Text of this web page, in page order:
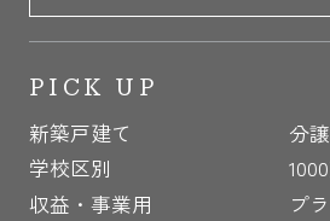
PICK UP
新築戸建て
分
学校区別
収益・事業用
プ